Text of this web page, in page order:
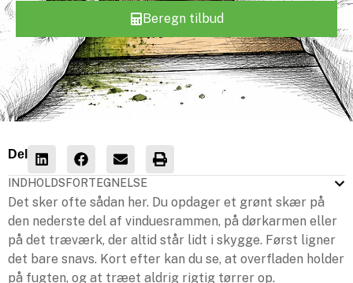
Beregn tilbud
Del
INDHOLDSFORTEGNELSE
Det sker ofte sådan her. Du opdager et grønt skær på
den nederste del af vinduesrammen, på dørkarmen eller
på det træværk, der altid står lidt i skygge. Først ligner
det bare snavs. Kort efter kan du se, at overfladen holder
på fugten, og at træet aldrig rigtig tørrer op.